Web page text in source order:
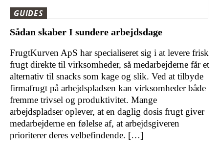
GUIDES
Sådan skaber I sundere arbejdsdage
FrugtKurven ApS har specialiseret sig i at levere frisk
frugt direkte til virksomheder, så medarbejderne får et
alternativ til snacks som kage og slik. Ved at tilbyde
firmafrugt på arbejdspladsen kan virksomheder både
fremme trivsel og produktivitet. Mange
arbejdspladser oplever, at en daglig dosis frugt giver
medarbejderne en følelse af, at arbejdsgiveren
prioriterer deres velbefindende. […]